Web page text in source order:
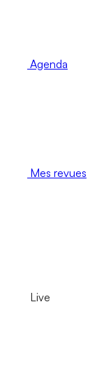
Agenda
Mes revues
Live